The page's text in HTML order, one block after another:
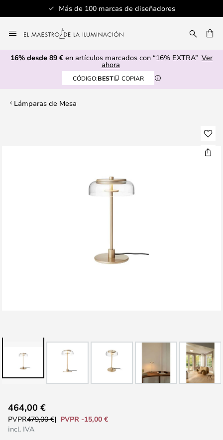
Más de 100 marcas de diseñadores
al
contenido
16% desde 89 € en artículos marcados con “16% EXTRA” Ver
ahora
CÓDIGO:BEST COPIAR
Lámparas de Mesa
al
comienzo
464,00 €
PVPR479,00 €
PVPR -15,00 €
incl. IVA